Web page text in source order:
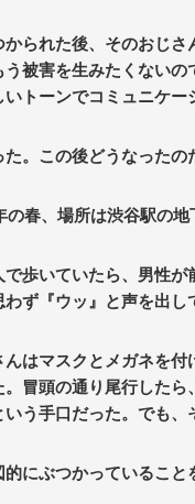
彼女と結婚したいのに
られない言葉が飛び出
かられた後、そのおじ
う被害を生みたくない
いトーンでコミュニケー
た。この後どうなったの
の春、場所は渋谷駅の地
で歩いていたら、男性
わず『ウッ』と声を出し
んはマスクとメガネを
。冒頭の通り尾行した
いう手口だった。でも、
的にぶつかっているこ